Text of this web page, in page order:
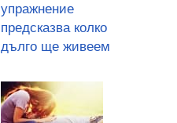
упражнение
предсказва колко
дълго ще живеем